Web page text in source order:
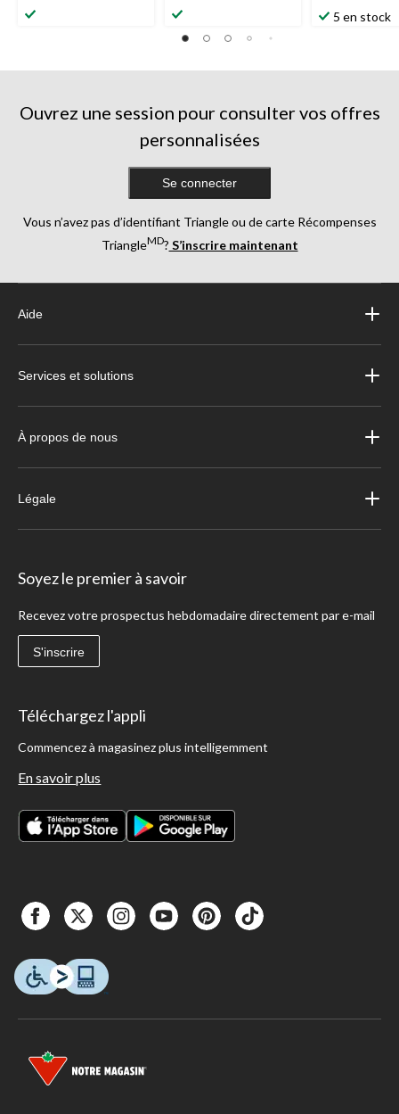
5 en stock
Ouvrez une session pour consulter vos offres
personnalisées
Se connecter
Vous n’avez pas d’identifiant Triangle ou de carte Récompenses
TriangleMD? S’inscrire maintenant
Aide
Services et solutions
À propos de nous
Légale
Soyez le premier à savoir
Recevez votre prospectus hebdomadaire directement par e-mail
S'inscrire
Téléchargez l'appli
Commencez à magasinez plus intelligemment
En savoir plus